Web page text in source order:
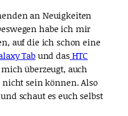
an Neuigkeiten
habe ich mir
auf die ich schon eine
Tabund dasHTC
überzeugt, auch
sein können. Also
schaut es euch selbst